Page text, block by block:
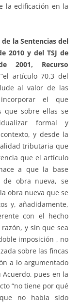
la edificación en la
la Sentencias del
2010 y del TSJ de
2001, Recurso
artículo 70.3 del
al valor de las
el que
que sobre ellas se
formal y
y desde la
tributaria que
que el artículo
a que la base
obra nueva, se
obra nueva que se
y, añadidamente,
con el hecho
y sin que sea
imposición , no
sobre las fincas
a lo argumentado
Acuerdo, pues en la
“no tiene por qué
no había sido